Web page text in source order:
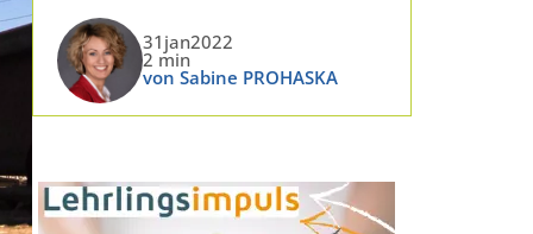
31jan2022
2 min
von Sabine PROHASKA